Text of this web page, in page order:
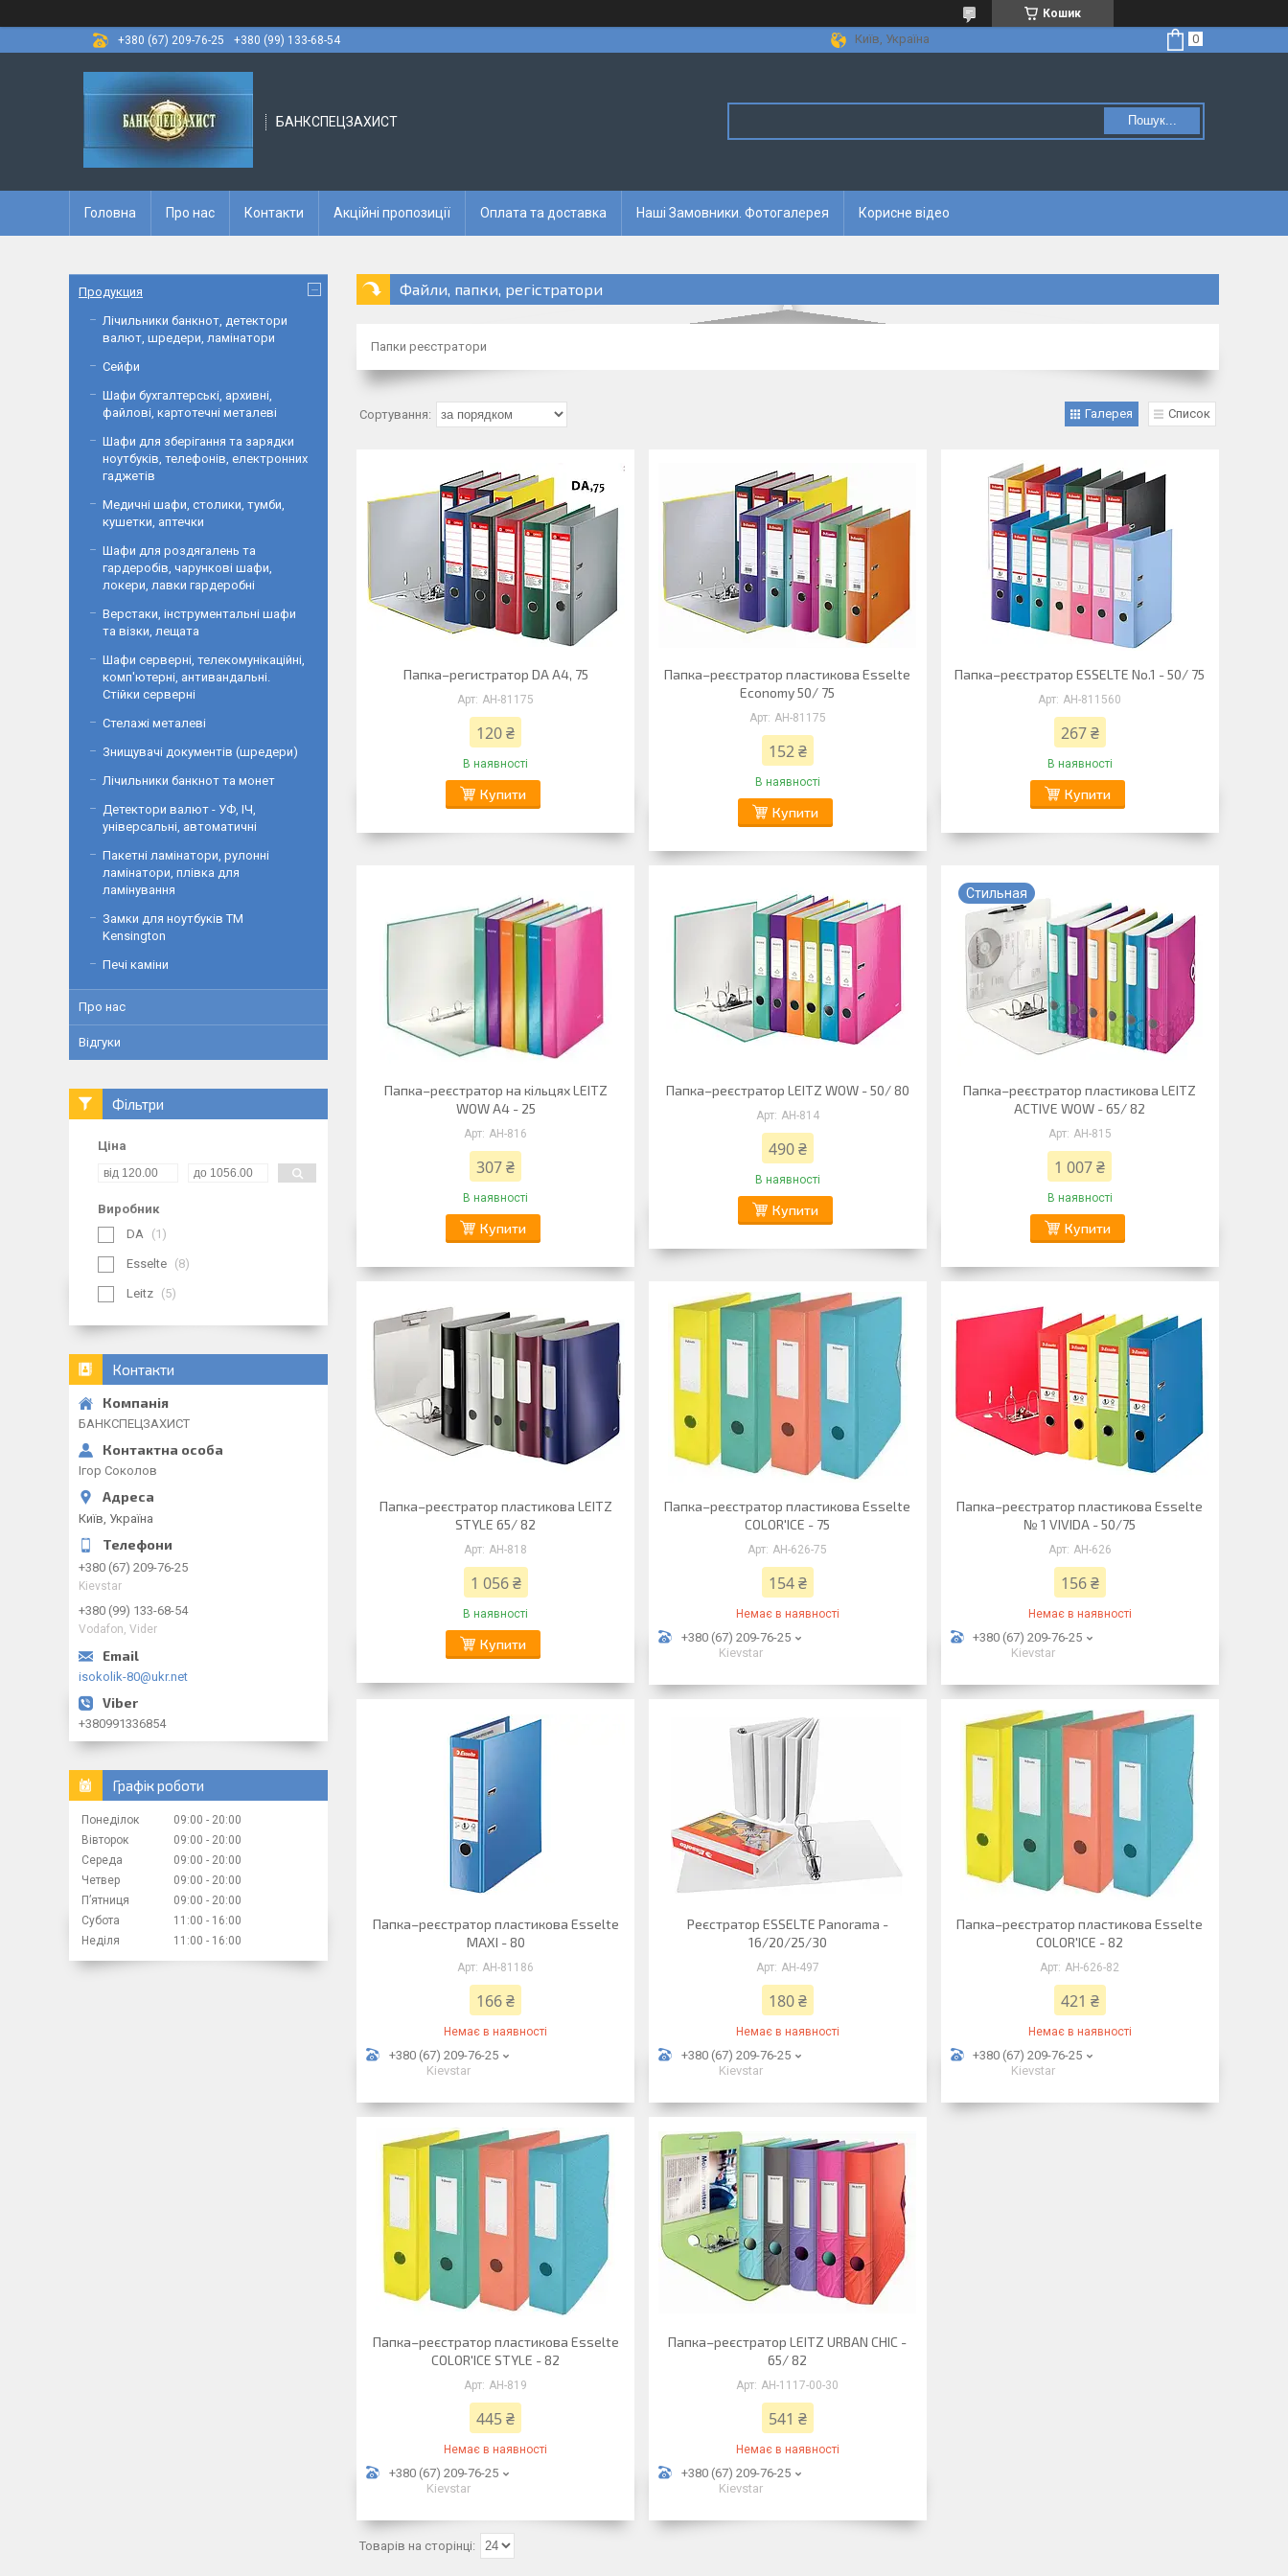
Кошик
+380 (67) 209-76-25
+380 (99) 133-68-54 Київ, Україна
БАНКСПЕЦЗАХИСТ Пошук...
Головна Про нас Контакти Акційні пропозиції Оплата та доставка Наші Замовники. Фотогалерея Корисне відео
Файли, папки, регістратори
Папки реєстратори
Галерея Список
Папка–регистратор DA А4, 75
АН-81175
120 ₴
В наявності
Купити
Папка–реєстратор пластикова Esselte
Economy 50/ 75
АН-81175
152 ₴
В наявності
Купити
Папка–реєстратор ESSELTE No.1 - 50/ 75
АН-811560
267 ₴
В наявності
Купити
Папка–реєстратор на кільцях LEITZ
WOW А4 - 25
АН-816
307 ₴
В наявності
Купити
Папка–реєстратор LEITZ WOW - 50/ 80
АН-814
490 ₴
В наявності
Купити
Стильная
Папка–реєстратор пластикова LEITZ
ACTIVE WOW - 65/ 82
АН-815
1 007 ₴
В наявності
Купити
Папка–реєстратор пластикова LEITZ
STYLE 65/ 82
АН-818
1 056 ₴
В наявності
Купити
Папка–реєстратор пластикова Esselte
COLOR'ICE - 75
АН-626-75
154 ₴
Немає в наявності
+380 (67) 209-76-25
Kievstar
Папка–реєстратор пластикова Esselte
№ 1 VIVIDA - 50/75
АН-626
156 ₴
Немає в наявності
+380 (67) 209-76-25
Kievstar
Папка–реєстратор пластикова Esselte
MAXI - 80
АН-81186
166 ₴
Немає в наявності
+380 (67) 209-76-25
Kievstar
Реєстратор ESSELTE Panorama -
16/20/25/30
АН-497
180 ₴
Немає в наявності
+380 (67) 209-76-25
Kievstar
Папка–реєстратор пластикова Esselte
COLOR'ICE - 82
АН-626-82
421 ₴
Немає в наявності
+380 (67) 209-76-25
Kievstar
Папка–реєстратор пластикова Esselte
COLOR'ICE STYLE - 82
АН-819
445 ₴
Немає в наявності
+380 (67) 209-76-25
Kievstar
Папка–реєстратор LEITZ URBAN CHIC -
65/ 82
АН-1117-00-30
541 ₴
Немає в наявності
+380 (67) 209-76-25
Kievstar
Продукция
Лічильники банкнот, детектори
валют, шредери, ламінатори
Сейфи
Шафи бухгалтерські, архивні,
файлові, картотечні металеві
Шафи для зберігання та зарядки
ноутбуків, телефонів, електронних
гаджетів
Медичні шафи, столики, тумби,
кушетки, аптечки
Шафи для роздягалень та
гардеробів, чарункові шафи,
локери, лавки гардеробні
Верстаки, інструментальні шафи
та візки, лещата
Шафи серверні, телекомунікаційні,
комп'ютерні, антивандальні.
Стійки серверні
Стелажі металеві
Знищувачі документів (шредери)
Лічильники банкнот та монет
Детектори валют - УФ, ІЧ,
універсальні, автоматичні
Пакетні ламінатори, рулонні
ламінатори, плівка для
ламінування
Замки для ноутбуків ТМ
Kensington
Печі каміни
Про нас
Відгуки
Фільтри
Ціна
Виробник
DA
1
Esselte 8
Leitz 5
Контакти
БАНКСПЕЦЗАХИСТ
Ігор Соколов
Київ, Україна
+380 (67) 209-76-25
Kievstar
+380 (99) 133-68-54
Vodafon, Vider
isokolik-80@ukr.net
+380991336854
Графік роботи
Понеділок 09:00
20:00
Вівторок
09:00
20:00
Середа
09:00
20:00
Четвер
09:00
20:00
Пʼятниця
09:00
20:00
Субота
11:00
16:00
Неділя
11:00 16:00